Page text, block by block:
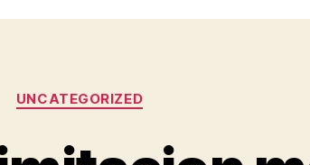
Categorías
UNCATEGORIZED